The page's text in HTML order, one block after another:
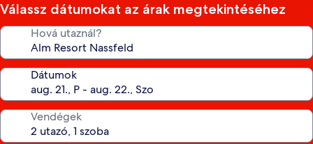
Válassz dátumokat az árak megtekintéséhez
Hová utaznál?
Dátumok
Vendégek